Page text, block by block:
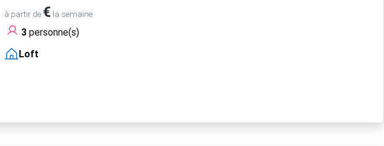
à partir de €la semaine
3personne(s)
Loft